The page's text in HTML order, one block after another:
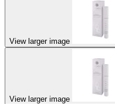
View larger image
View larger image